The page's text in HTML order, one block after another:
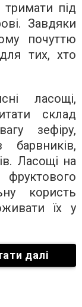
під
Завдяки
почуттю
тих, хто
ласощі,
склад
зефіру,
Ласощі на
користь
їх у
далі